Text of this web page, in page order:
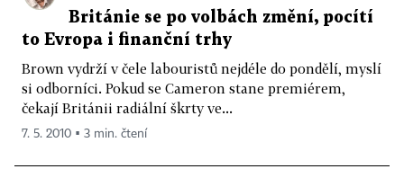
Británie se po volbách změní, pocítí
to Evropa i finanční trhy
Brown vydrží v čele labouristů nejdéle do pondělí, myslí
si odborníci. Pokud se Cameron stane premiérem,
čekají Británii radiální škrty ve...
7. 5. 2010 ▪ 3 min. čtení